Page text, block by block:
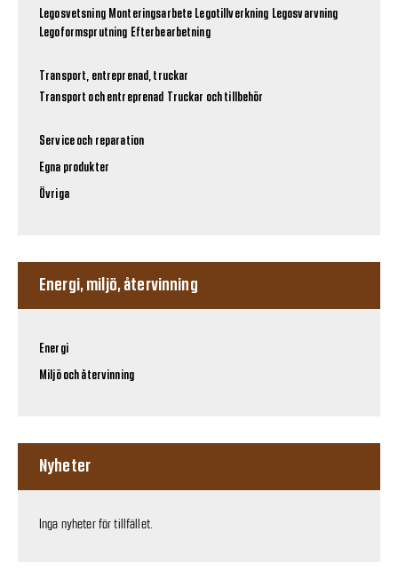
Legosvetsning Monteringsarbete Legotillverkning Legosvarvning
Legoformsprutning Efterbearbetning
Transport, entreprenad, truckar
Transport och entreprenad Truckar och tillbehör
Service och reparation
Egna produkter
Övriga
Energi, miljö, återvinning
Energi
Miljö och återvinning
Nyheter
Inga nyheter för tillfället.